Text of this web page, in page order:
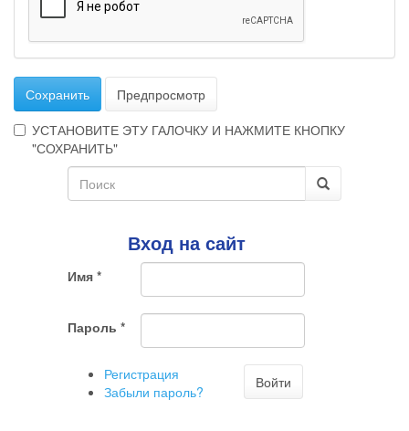
Сохранить
Предпросмотр
УСТАНОВИТЕ ЭТУ ГАЛОЧКУ И НАЖМИТЕ КНОПКУ
"СОХРАНИТЬ"
галочка
ненужный
комментарий
Форма
поиска
Вход на сайт
Имя *
Пароль *
Регистрация
Забыли пароль?
Войти